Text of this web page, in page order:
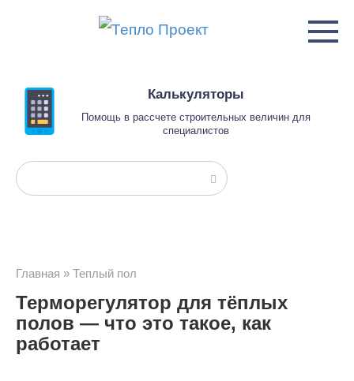
Калькуляторы
Помощь в рассчете строительных величин для
специалистов
Поиск:
Главная » Теплый пол
Терморегулятор для тёплых
полов — что это такое, как
работает